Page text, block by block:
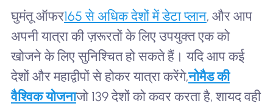
घुमंतू ऑफर165 से अधिक देशों में डेटा प्लान, और आप
अपनी यात्रा की ज़रूरतों के लिए उपयुक्त एक को
खोजने के लिए सुनिश्चित हो सकते हैं। यदि आप कई
देशों और महाद्वीपों से होकर यात्रा करेंगे,नोमैड की
वैश्विक योजनाजो 139 देशों को कवर करता है, शायद वही